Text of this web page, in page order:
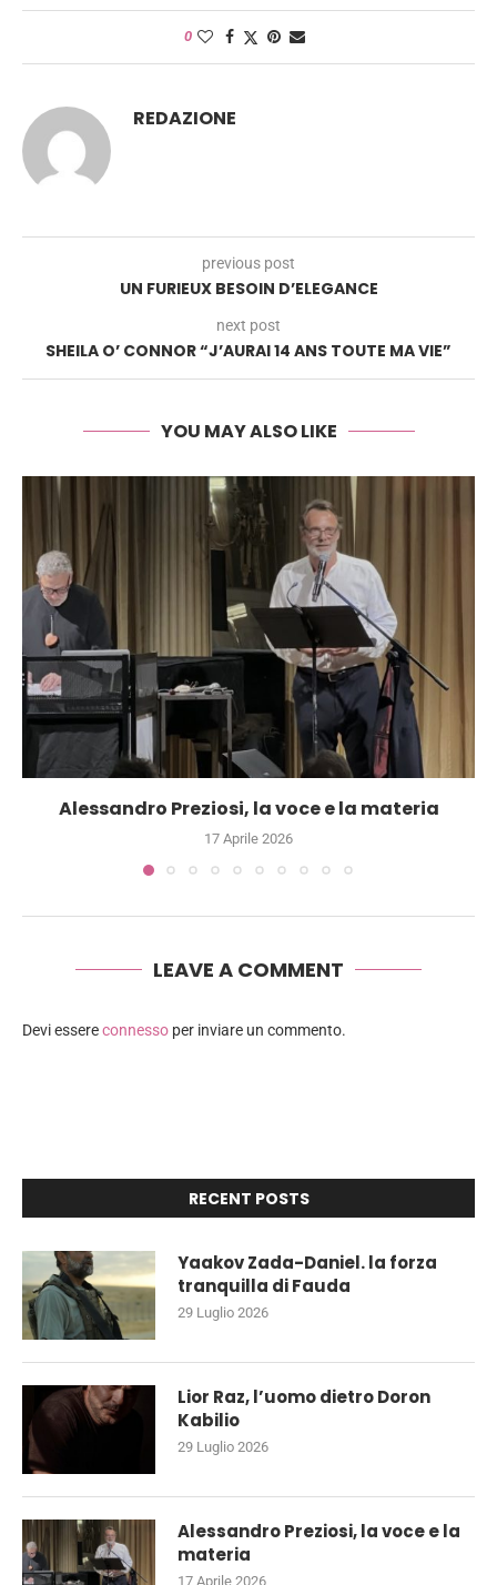
0
REDAZIONE
previous post
UN FURIEUX BESOIN D’ELEGANCE
next post
SHEILA O’ CONNOR “J’AURAI 14 ANS TOUTE MA VIE”
YOU MAY ALSO LIKE
Alessandro Preziosi, la voce e la materia
17 Aprile 2026
LEAVE A COMMENT
Devi essereconnesso per inviare un commento.
RECENT POSTS
Yaakov Zada-Daniel. la forza
tranquilla di Fauda
29 Luglio 2026
Lior Raz, l’uomo dietro Doron
Kabilio
29 Luglio 2026
Alessandro Preziosi, la voce e la
materia
17 Aprile 2026